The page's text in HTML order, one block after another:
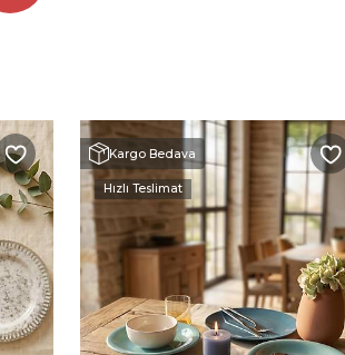
Kargo Bedava
Hızlı Teslimat